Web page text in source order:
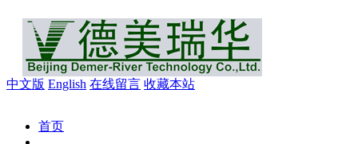
中文版 English 在线留言 收藏本站
首页